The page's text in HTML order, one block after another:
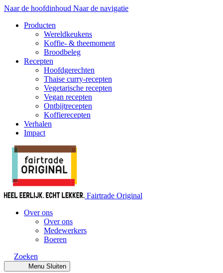
Naar de hoofdinhoud Naar de navigatie
Producten
Wereldkeukens
Koffie- & theemoment
Broodbeleg
Recepten
Hoofdgerechten
Thaise curry-recepten
Vegetarische recepten
Vegan recepten
Ontbijtrecepten
Koffierecepten
Verhalen
Impact
Fairtrade Original
Over ons
Over ons
Medewerkers
Boeren
Zoeken
Menu Sluiten